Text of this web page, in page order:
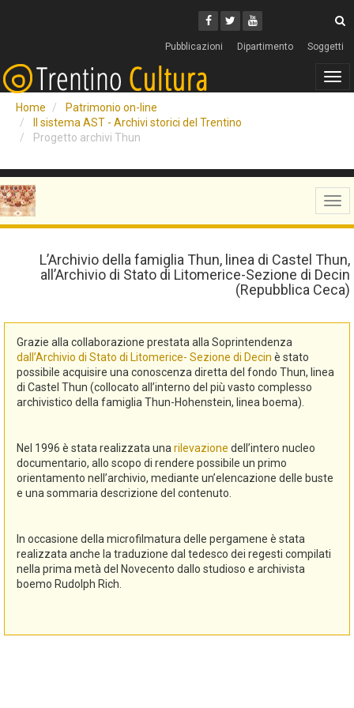
Facebook
Twitter
Youtube
Pubblicazioni Dipartimento Soggetti
Home
Patrimonio on-line
Il sistema AST - Archivi storici del Trentino
Progetto archivi Thun
L’Archivio della famiglia Thun, linea di Castel Thun,
all’Archivio di Stato di Litomerice-Sezione di Decin
(Repubblica Ceca)
Grazie alla collaborazione prestata alla Soprintendenza
dall’Archivio di Stato di Litomerice- Sezione di Decin è stato
possibile acquisire una conoscenza diretta del fondo Thun, linea
di Castel Thun (collocato all’interno del più vasto complesso
archivistico della famiglia Thun-Hohenstein, linea boema).
Nel 1996 è stata realizzata una rilevazione dell’intero nucleo
documentario, allo scopo di rendere possibile un primo
orientamento nell’archivio, mediante un’elencazione delle buste
e una sommaria descrizione del contenuto.
In occasione della microfilmatura delle pergamene è stata
realizzata anche la traduzione dal tedesco dei regesti compilati
nella prima metà del Novecento dallo studioso e archivista
boemo Rudolph Rich.